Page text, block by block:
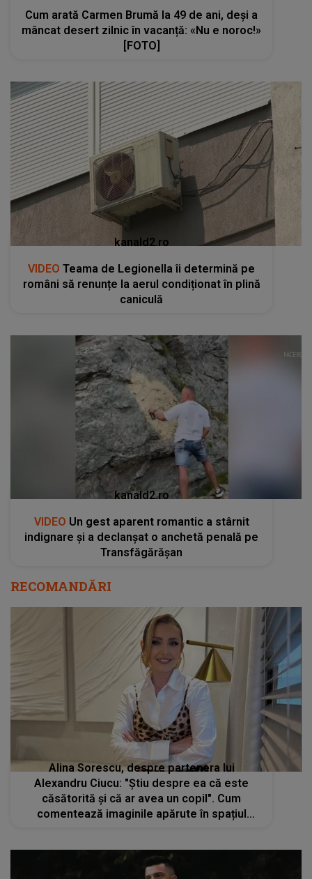
Cum arată Carmen Brumă la 49 de ani, deși a
mâncat desert zilnic în vacanță: «Nu e noroc!»
[FOTO]
kanald2.ro
VIDEO Teama de Legionella îi determină pe
români să renunțe la aerul condiționat în plină
caniculă
kanald2.ro
VIDEO Un gest aparent romantic a stârnit
indignare și a declanșat o anchetă penală pe
Transfăgărășan
RECOMANDĂRI
Alina Sorescu, despre partenera lui
Alexandru Ciucu: "Știu despre ea că este
căsătorită și că ar avea un copil". Cum
comentează imaginile apărute în spațiul